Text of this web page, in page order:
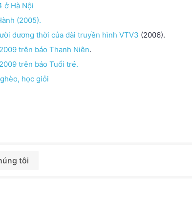
ở Hà Nội
(2005).
đương thời của đài truyền hình VTV3 (2006).
trên báo Thanh Niên.
trên báo Tuổi trẻ.
học giỏi
tôi